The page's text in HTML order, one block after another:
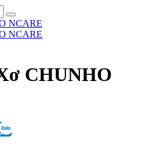
CHUNHO